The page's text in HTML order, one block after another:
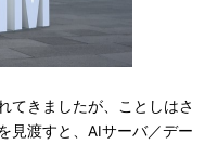
てきましたが、ことしはさ
見渡すと、AIサーバ／デー